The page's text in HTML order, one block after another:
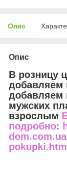
Опис
Опис
В розницу
добавляем
добавляем
мужских
взрослым
подробно:
pokupki.html